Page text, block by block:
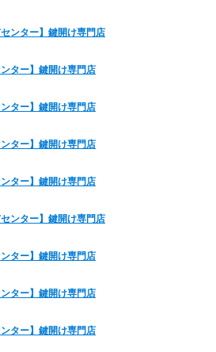
ンター】鍵開け専門店
ター】鍵開け専門店
ター】鍵開け専門店
ター】鍵開け専門店
ター】鍵開け専門店
ンター】鍵開け専門店
ター】鍵開け専門店
ター】鍵開け専門店
ター】鍵開け専門店